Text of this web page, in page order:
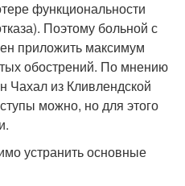
функциональности
Поэтому больной с
приложить максимум
обострений. По мнению
Чахал из Кливлендской
можно, но для этого
устранить основные